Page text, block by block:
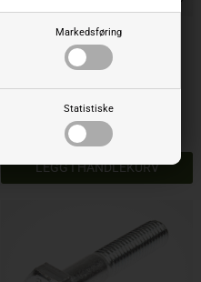
Markedsføring
Statistiske
Stålbolter 16 x 100 mm inkl.
nøtter 10 stk.
Varenr.: 60160100
NOK ekskl. mva